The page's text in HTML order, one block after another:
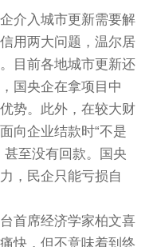
介入城市更新需要解
用两大问题，温尔居
目前各地城市更新还
国央企在拿项目中
势。此外，在较大财
向企业结款时“不是
甚至没有回款。国央
，民企只能亏损自
首席经济学家柏文喜
快，但不意味着到终